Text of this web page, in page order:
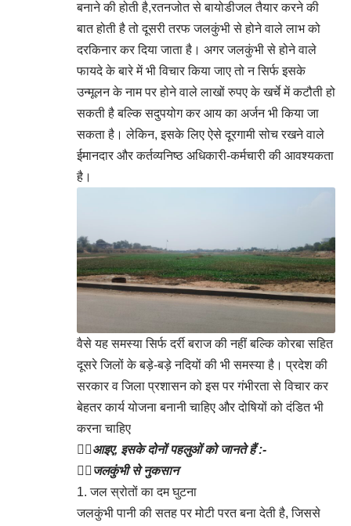
बनाने की होती है,रतनजोत से बायोडीजल तैयार करने की
बात होती है तो दूसरी तरफ जलकुंभी से होने वाले लाभ को
दरकिनार कर दिया जाता है। अगर जलकुंभी से होने वाले
फायदे के बारे में भी विचार किया जाए तो न सिर्फ इसके
उन्मूलन के नाम पर होने वाले लाखों रुपए के खर्चे में कटौती हो
सकती है बल्कि सदुपयोग कर आय का अर्जन भी किया जा
सकता है। लेकिन, इसके लिए ऐसे दूरगामी सोच रखने वाले
ईमानदार और कर्तव्यनिष्ठ अधिकारी-कर्मचारी की आवश्यकता
है।
वैसे यह समस्या सिर्फ दर्री बराज की नहीं बल्कि कोरबा सहित
दूसरे जिलों के बड़े-बड़े नदियों की भी समस्या है। प्रदेश की
सरकार व जिला प्रशासन को इस पर गंभीरता से विचार कर
बेहतर कार्य योजना बनानी चाहिए और दोषियों को दंडित भी
करना चाहिए
👇🏻आइए, इसके दोनों पहलुओं को जानते हैं :-
👉🏻 जलकुंभी से नुकसान
जल स्रोतों का दम घुटना
जलकुंभी पानी की सतह पर मोटी परत बना देती है, जिससे